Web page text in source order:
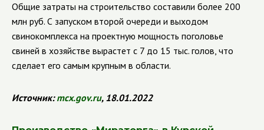
Общие затраты на строительство составили более 200
млн руб. С запуском второй очереди и выходом
свинокомплекса на проектную мощность поголовье
свиней в хозяйстве вырастет с 7 до 15 тыс. голов, что
сделает его самым крупным в области.
Источник:mcx.gov.ru, 18.01.2022